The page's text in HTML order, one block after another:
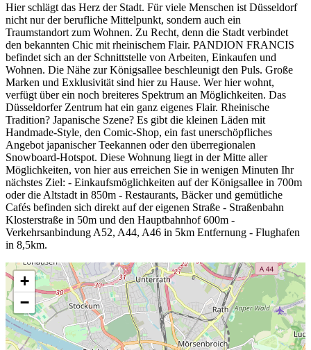
Hier schlägt das Herz der Stadt. Für viele Menschen ist Düsseldorf
nicht nur der berufliche Mittelpunkt, sondern auch ein
Traumstandort zum Wohnen. Zu Recht, denn die Stadt verbindet
den bekannten Chic mit rheinischem Flair. PANDION FRANCIS
befindet sich an der Schnittstelle von Arbeiten, Einkaufen und
Wohnen. Die Nähe zur Königsallee beschleunigt den Puls. Große
Marken und Exklusivität sind hier zu Hause. Wer hier wohnt,
verfügt über ein noch breiteres Spektrum an Möglichkeiten. Das
Düsseldorfer Zentrum hat ein ganz eigenes Flair. Rheinische
Tradition? Japanische Szene? Es gibt die kleinen Läden mit
Handmade-Style, den Comic-Shop, ein fast unerschöpfliches
Angebot japanischer Teekannen oder den überregionalen
Snowboard-Hotspot. Diese Wohnung liegt in der Mitte aller
Möglichkeiten, von hier aus erreichen Sie in wenigen Minuten Ihr
nächstes Ziel: - Einkaufsmöglichkeiten auf der Königsallee in 700m
oder die Altstadt in 850m - Restaurants, Bäcker und gemütliche
Cafés befinden sich direkt auf der eigenen Straße - Straßenbahn
Klosterstraße in 50m und den Hauptbahnhof 600m -
Verkehrsanbindung A52, A44, A46 in 5km Entfernung - Flughafen
in 8,5km.
+
−